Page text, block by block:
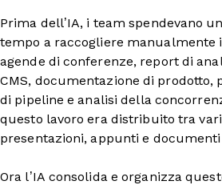
Prima dell’IA, i team spendevano
tempo a raccogliere manualmente
agende di conferenze, report di
CMS, documentazione di prodotto,
di pipeline e analisi della
questo lavoro era distribuito tra
presentazioni, appunti e
Ora l’IA consolida e organizza